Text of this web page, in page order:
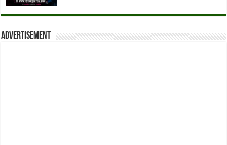
Advertisement